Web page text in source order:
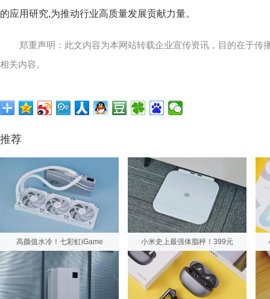
的应用研究,为推动行业高质量发展贡献力量。
郑重声明：此文内容为本网站转载企业宣传资讯，目的在于
相关内容。
推荐
高颜值水冷！七彩虹iGame 小米史上最强体脂秤！399元